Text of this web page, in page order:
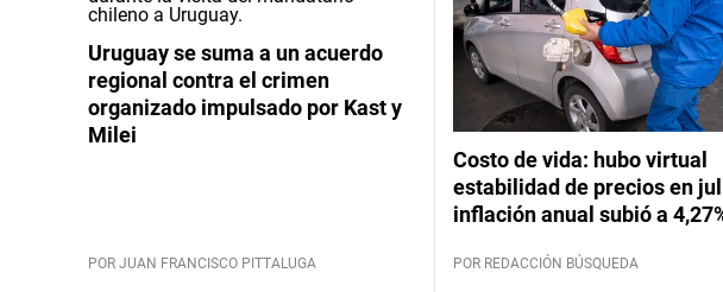
Uruguay se suma a un acuerdo
regional contra el crimen
organizado impulsado por Kast y
Milei
POR JUAN FRANCISCO PITTALUGA
Costo de vida: hubo virtual
estabilidad de precios en
inflación anual subió a
POR REDACCIÓN BÚSQUEDA